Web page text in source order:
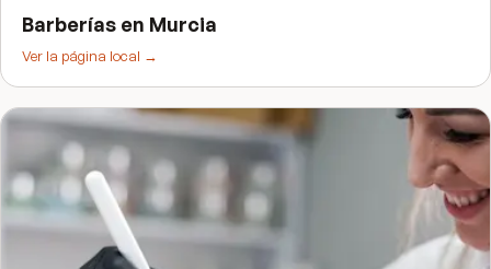
Barberías en Murcia
Ver la página local →